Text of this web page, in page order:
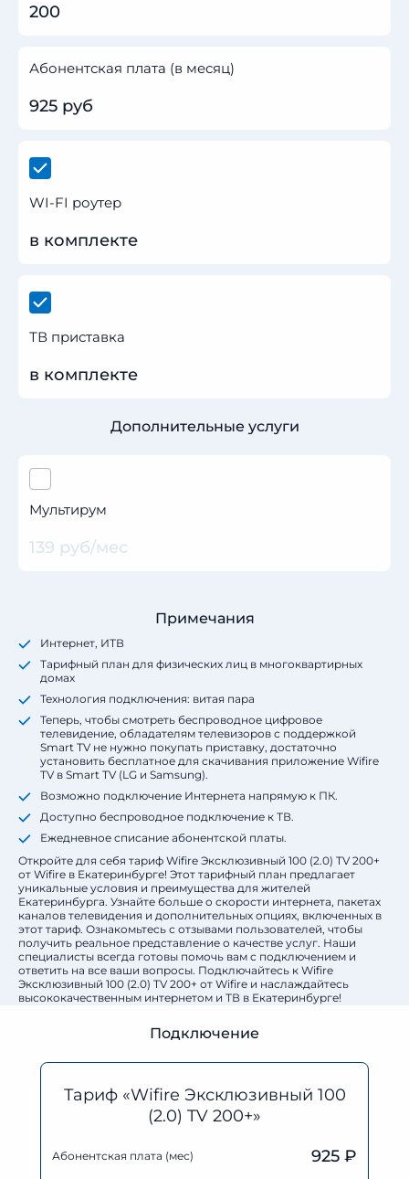
200
Абонентская плата (в месяц)
925 руб
WI-FI роутер
в комплекте
ТВ приставка
в комплекте
Дополнительные услуги
Мультирум
139 руб/мес
Примечания
Интернет, ИТВ
Тарифный план для физических лиц в многоквартирных
домах
Технология подключения: витая пара
Теперь, чтобы смотреть беспроводное цифровое
телевидение, обладателям телевизоров с поддержкой
Smart TV не нужно покупать приставку, достаточно
установить бесплатное для скачивания приложение Wifire
TV в Smart TV (LG и Samsung).
Возможно подключение Интернета напрямую к ПК.
Доступно беспроводное подключение к ТВ.
Ежедневное списание абонентской платы.
Откройте для себя тариф Wifire Эксклюзивный 100 (2.0) TV 200+
от Wifire в Екатеринбурге! Этот тарифный план предлагает
уникальные условия и преимущества для жителей
Екатеринбурга. Узнайте больше о скорости интернета, пакетах
каналов телевидения и дополнительных опциях, включенных в
этот тариф. Ознакомьтесь с отзывами пользователей, чтобы
получить реальное представление о качестве услуг. Наши
специалисты всегда готовы помочь вам с подключением и
ответить на все ваши вопросы. Подключайтесь к Wifire
Эксклюзивный 100 (2.0) TV 200+ от Wifire и наслаждайтесь
высококачественным интернетом и ТВ в Екатеринбурге!
Подключение
Тариф «Wifire Эксклюзивный 100
(2.0) TV 200+»
Абонентская плата (мес)
925 ₽